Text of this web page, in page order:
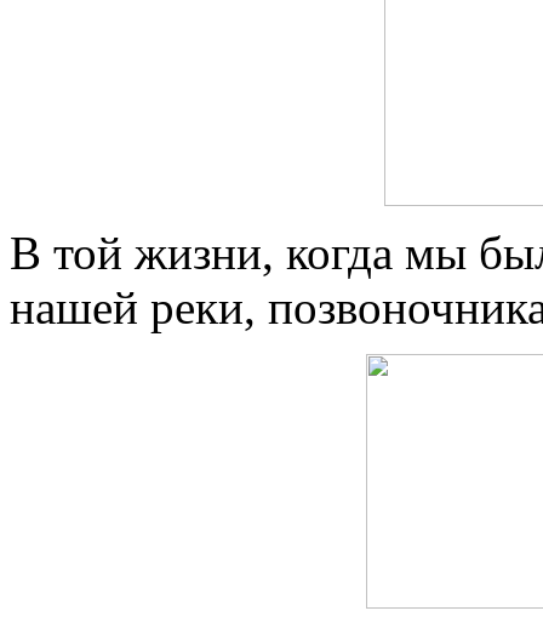
В той жизни, когда мы
нашей реки,